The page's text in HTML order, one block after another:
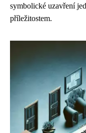
symbolické uzavření
příležitostem.